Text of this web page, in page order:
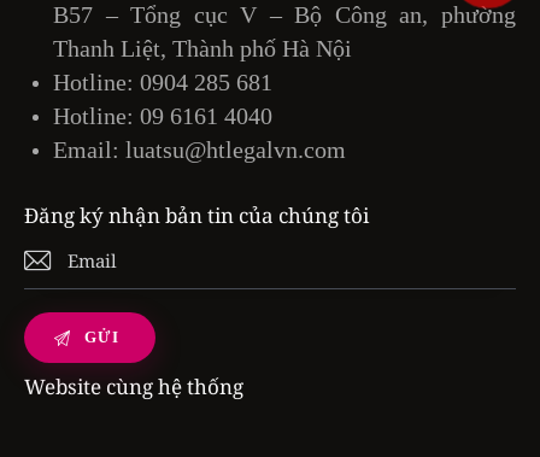
B57 – Tổng cục V – Bộ Công an, phường
Thanh Liệt, Thành phố Hà Nội
Hotline: 0904 285 681
Hotline: 09 6161 4040
Email: luatsu@htlegalvn.com
Đăng ký nhận bản tin của chúng tôi
Website cùng hệ thống